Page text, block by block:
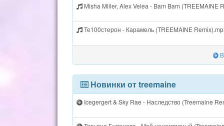
Misha Miller, Alex Velea - Bam Bam (TREEMAINE
Те100стерон - Карамель (TREEMAINE
Новинки от treemaine
Icegergert & Sky Rae - Наследство (Treemaine